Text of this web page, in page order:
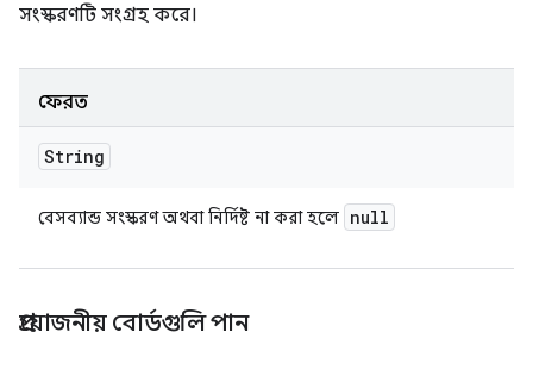
সংস্করণটি সংগ্রহ করে।
ফেরত
String
বেসব্যান্ড সংস্করণ অথবা নির্দিষ্ট না করা হলে null
প্রয়োজনীয় বোর্ডগুলি পান